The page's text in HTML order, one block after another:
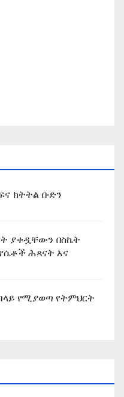
ክትትል ቡድን
ያቀዷቸውን በስኬት
ሕጻናት እና
የሚያወጣ የትምህርት